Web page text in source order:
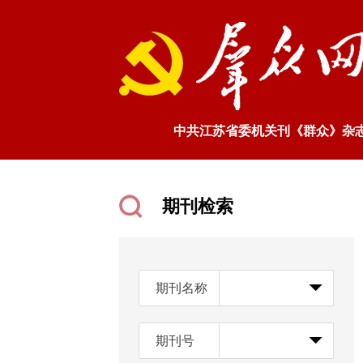
中共江苏省委机关刊《群众》杂
期刊检索
期刊名称
期刊号